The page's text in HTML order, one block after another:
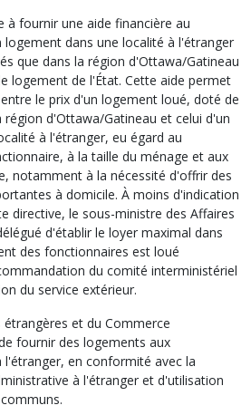
à fournir une aide financière au
dans une localité à l'étranger
que dans la région d'Ottawa/Gatineau
logement de l'État. Cette aide permet
le prix d'un logement loué, doté de
région d'Ottawa/Gatineau et celui d'un
à l'étranger, eu égard au
à la taille du ménage et aux
notamment à la nécessité d'offrir des
à domicile. À moins d'indication
directive, le sous-ministre des Affaires
d'établir le loyer maximal dans
des fonctionnaires est loué
du comité interministériel
du service extérieur.
et du Commerce
fournir des logements aux
en conformité avec la
à l'étranger et d'utilisation